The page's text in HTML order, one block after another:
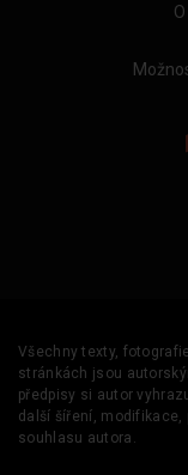
Všechny texty,
stránkách jsou
předpisy si autor
další šíření, modifikace,
souhlasu autora.